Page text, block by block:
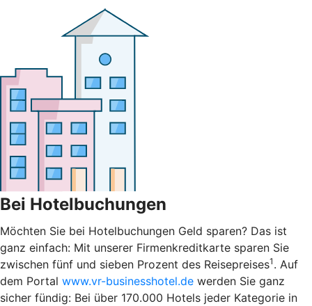
Bei Hotelbuchungen
Möchten Sie bei Hotelbuchungen Geld sparen? Das ist
ganz einfach: Mit unserer Firmenkreditkarte sparen Sie
zwischen fünf und sieben Prozent des Reisepreises1 . Auf
dem Portal www.vr-businesshotel.de werden Sie ganz
sicher fündig: Bei über 170.000 Hotels jeder Kategorie in